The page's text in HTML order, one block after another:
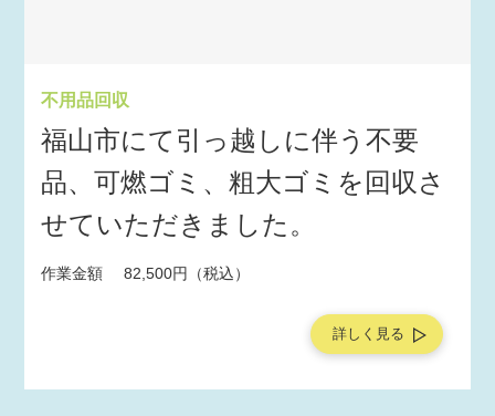
不用品回収
福山市にて引っ越しに伴う不要
品、可燃ゴミ、粗大ゴミを回収さ
せていただきました。
作業金額 82,500円（税込）
詳しく見る